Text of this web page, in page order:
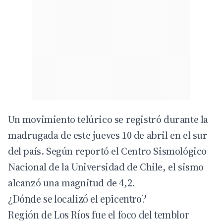
Un movimiento telúrico se registró durante la
madrugada de este jueves 10 de abril en el sur
del país. Según reportó elCentro Sismológico
Nacionalde la Universidad de Chile, el sismo
alcanzó una magnitud de 4,2.
¿Dónde se localizó el epicentro?
Región de Los Ríos fue el foco del temblor